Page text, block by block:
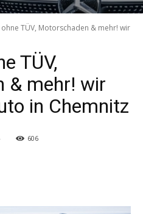
ohne TÜV, Motorschaden & mehr! wir
TÜV,
& mehr! wir
in Chemnitz
606